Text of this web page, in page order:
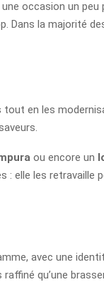
occasion un
Dans la majorité
en les
ou encore un
: elle les
avec une
qu’une